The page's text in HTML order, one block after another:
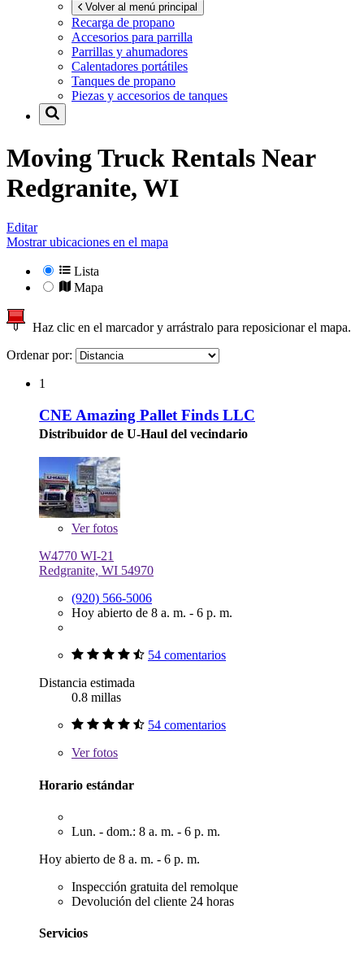
Volver al menú principal
Recarga de propano
Accesorios para parrilla
Parrillas y ahumadores
Calentadores portátiles
Tanques de propano
Piezas y accesorios de tanques
Moving Truck Rentals Near
Redgranite, WI
Editar
Mostrar ubicaciones en el mapa
Lista
Mapa
Haz clic en el marcador y arrástralo para reposicionar el mapa.
Ordenar por:
1
CNE Amazing Pallet Finds LLC
Distribuidor de U-Haul del vecindario
Verfotos
W4770 WI-21
Redgranite, WI 54970
(920) 566-5006
Hoy abierto de 8 a. m. - 6 p. m.
54 comentarios
Distancia estimada
0.8 millas
54 comentarios
Verfotos
Horario estándar
Lun. - dom.: 8 a. m. - 6 p. m.
Hoy abierto de 8 a. m. - 6 p. m.
Inspección gratuita del remolque
Devolución del cliente 24 horas
Servicios